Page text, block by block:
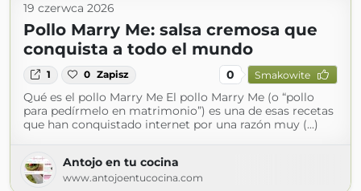
19 czerwca 2026
Pollo Marry Me: salsa cremosa que
conquista a todo el mundo
1 0 Zapisz 0 Smakowite
Qué es el pollo Marry Me El pollo Marry Me (o “pollo
para pedírmelo en matrimonio”) es una de esas recetas
que han conquistado internet por una razón muy (...)
Antojo en tu cocina
www.antojoentucocina.com